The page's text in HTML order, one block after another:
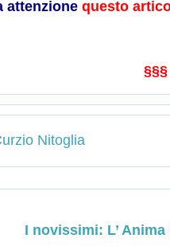
attenzione questo
§§§
Nitoglia
I novissimi: L’ Anima